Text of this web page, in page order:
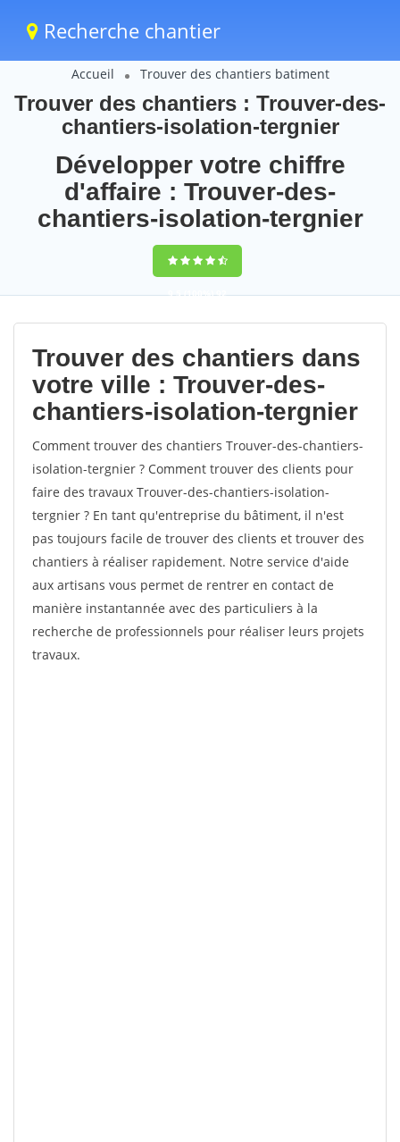
Recherche chantier
Accueil Trouver des chantiers batiment
Trouver des chantiers : Trouver-des-
chantiers-isolation-tergnier
Développer votre chiffre
d'affaire : Trouver-des-
chantiers-isolation-tergnier
9,5(100%)92
votes
Trouver des chantiers dans
votre ville : Trouver-des-
chantiers-isolation-tergnier
Comment trouver des chantiers Trouver-des-chantiers-
isolation-tergnier ? Comment trouver des clients pour
faire des travaux Trouver-des-chantiers-isolation-
tergnier ? En tant qu'entreprise du bâtiment, il n'est
pas toujours facile de trouver des clients et trouver des
chantiers à réaliser rapidement. Notre service d'aide
aux artisans vous permet de rentrer en contact de
manière instantannée avec des particuliers à la
recherche de professionnels pour réaliser leurs projets
travaux.